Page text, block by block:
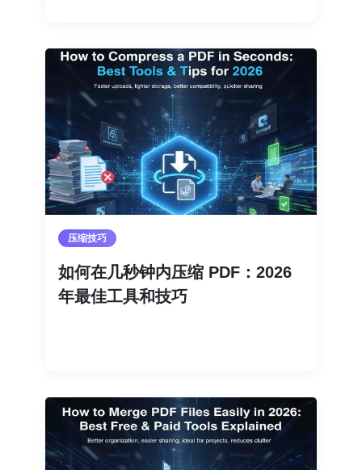
压缩技巧
如何在几秒钟内压缩 PDF：2026
年最佳工具和技巧